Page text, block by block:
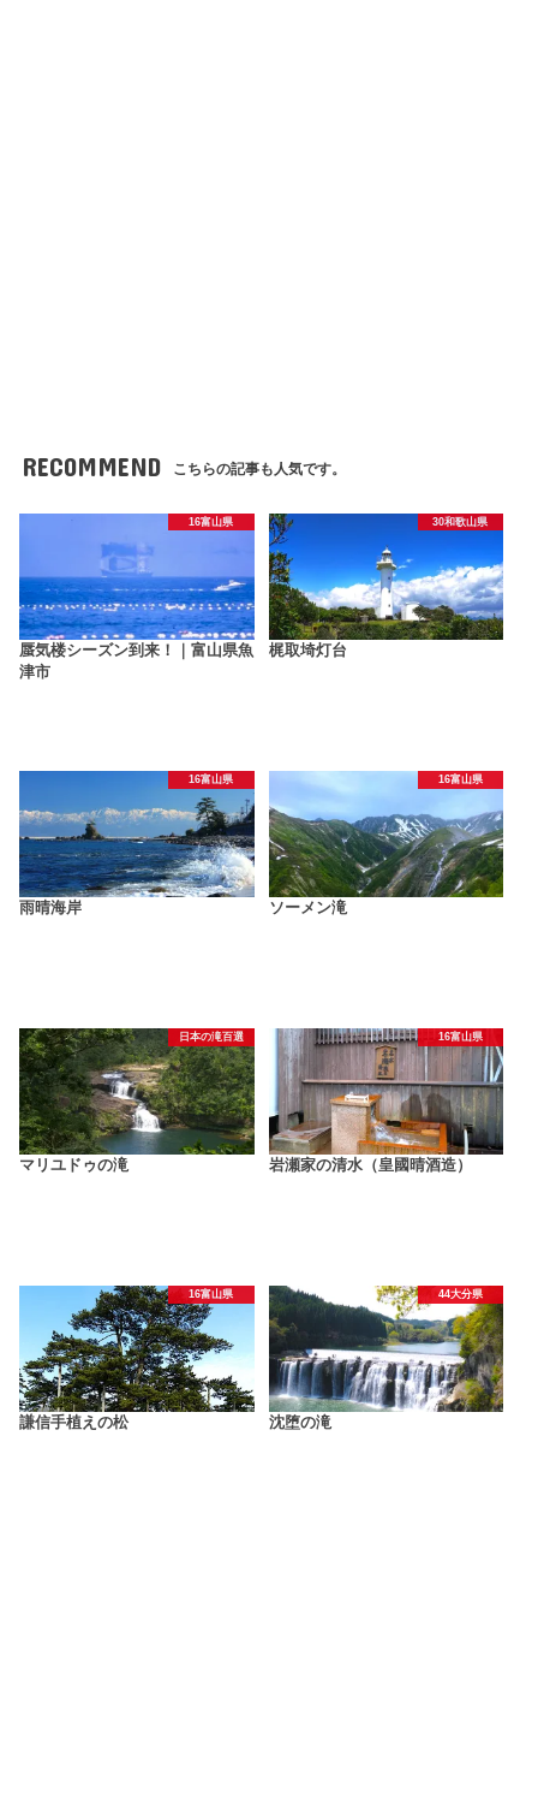
RECOMMEND こちらの記事も人気です。
16富山県
蜃気楼シーズン到来！｜富山県魚
津市
30和歌山県
梶取埼灯台
16富山県
雨晴海岸
16富山県
ソーメン滝
日本の滝百選
マリユドゥの滝
16富山県
岩瀬家の清水（皇國晴酒造）
16富山県
謙信手植えの松
44大分県
沈堕の滝